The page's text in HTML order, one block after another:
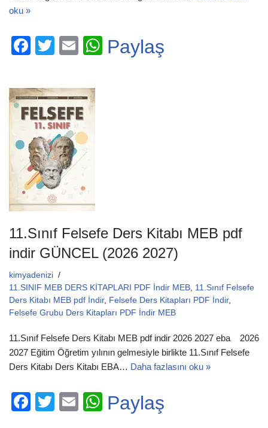
oku »
F
c
e
b
o
o
k
T
tt
er
E
ail
W
Paylaş
11.Sınıf Felsefe Ders Kitabı MEB pdf
indir GÜNCEL (2026 2027)
kimyadenizi
11.SINIF MEB DERS KİTAPLARI PDF İndir MEB 11.Sınıf Felsefe
Ders Kitabı MEB pdf İndir, Felsefe Ders Kitapları PDF İndir,
Felsefe Grubu Ders Kitapları PDF İndir MEB
11.Sınıf Felsefe Ders Kitabı MEB pdf indir 2026 2027 eba 2026
2027 Eğitim Öğretim yılının gelmesiyle birlikte 11.Sınıf Felsefe
Ders Kitabı Ders Kitabı EBA… Daha fazlasını oku »
F
T
E
W
Paylaş